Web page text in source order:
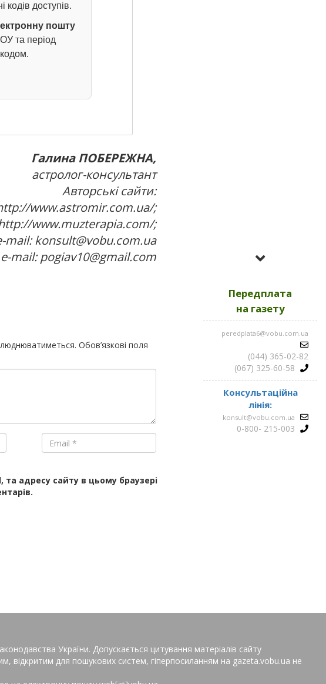
кодів доступів.
пошту
та період
Галина ПОБЕРЕЖНА,
астролог-консультант
Авторські сайти:
www.astromir.com.ua/;
www.muzterapia.com/;
mail: konsult@vobu.com.ua
е-mail: pogiav10@gmail.com
Обов’язкові поля
адресу сайту в цьому браузері
2023
Усі номери за
2022
Усі номери за
2021
Передплата
на газету
peredplata6@vobu.com.ua
(044) 365-02-82
(067) 325-60-58
Консультаційна
лінія:
konsult@vobu.com.ua
0-800- 215-003
України. Допускається цитування матеріалів сайту
відкритим для пошукових систем, гіперпосиланням на gazeta.vobu.ua не